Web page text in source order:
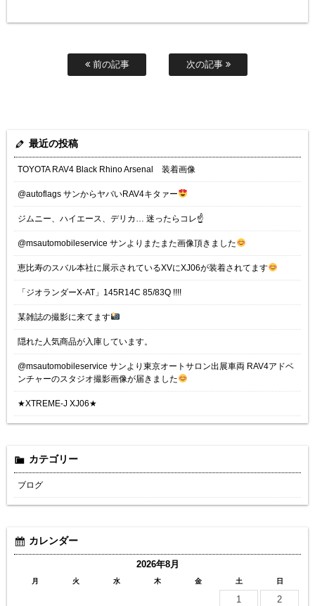
前の記事 次の記事
最近の投稿
TOYOTA RAV4 Black Rhino Arsenal 装着画像
@autoflags サンからヤバいRAV4キタァー
ジムニー、ハイエース、デリカ… 迷ったらコレ☝️
@msautomobileservice サンよりまたまた画像頂きました
恵比寿のスバル本社に展示されているXVにXJ06が装着されてます
「ジオランダーX-AT」145R14C 85/83Q !!!!
某雑誌の撮影に来てます
隠れた人気商品が入庫しています。
@msautomobileservice サンより東京オートサロン出展車両 RAV4アドベ
ンチャーのスタジオ撮影画像が届きました
★XTREME-J XJ06★
カテゴリー
ブログ
カレンダー
2026年8月
月 火 水 木 金 土 日
1
2